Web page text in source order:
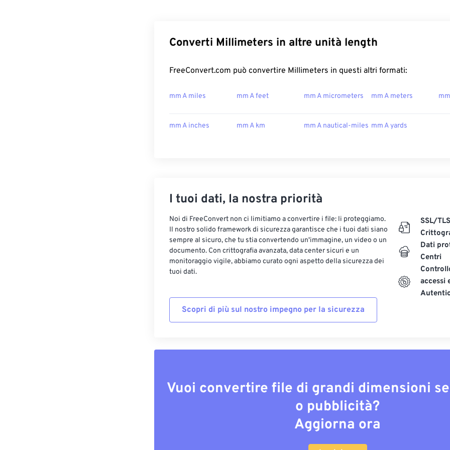
Converti Millimeters in altre unità length
FreeConvert.com può convertire Millimeters in questi altri formati:
mm A miles mm A feet mm A micrometers mm A meters
mm A inches mm A km mm A nautical-miles mm A yards
I tuoi dati, la nostra priorità
Noi di FreeConvert non ci limitiamo a convertire i file: li proteggiamo.
Il nostro solido framework di sicurezza garantisce che i tuoi dati siano
sempre al sicuro, che tu stia convertendo un'immagine, un video o un
documento. Con crittografia avanzata, data center sicuri e un
monitoraggio vigile, abbiamo curato ogni aspetto della sicurezza dei
tuoi dati.
Scopri di più sul nostro impegno per la sicurezza
SSL/TLS
Dati
Centri
accessi
Vuoi convertire file di grandi dimensioni
o pubblicità?
Aggiorna ora